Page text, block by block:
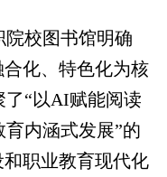
校图书馆明确
化、特色化为核
“以AI赋能阅读
内涵式发展”的
和职业教育现代化